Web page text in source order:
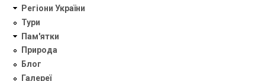
Регіони України
Тури
Пам'ятки
Природа
Блог
Галереї